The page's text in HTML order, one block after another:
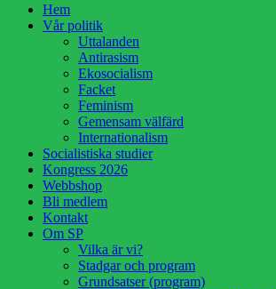
Hem
Vår politik
Uttalanden
Antirasism
Ekosocialism
Facket
Feminism
Gemensam välfärd
Internationalism
Socialistiska studier
Kongress 2026
Webbshop
Bli medlem
Kontakt
Om SP
Vilka är vi?
Stadgar och program
Grundsatser (program)